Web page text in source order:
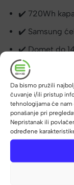
Da bismo pružili
čuvanje i/ili pristup
tehnologijama će
ponašanje pri
Nepristanak ili
određene
✔️ 720Wh
✔️ Samsung
✔️ Domet do
✔️ Punjač
🚵‍♂️ Full
kontrola
Glavna prednost
Bike 720Wh je
stražnji
pružajući